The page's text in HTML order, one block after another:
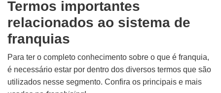
Termos importantes
relacionados ao sistema de
franquias
Para ter o completo conhecimento sobre o que é franquia,
é necessário estar por dentro dos diversos termos que são
utilizados nesse segmento. Confira os principais e mais